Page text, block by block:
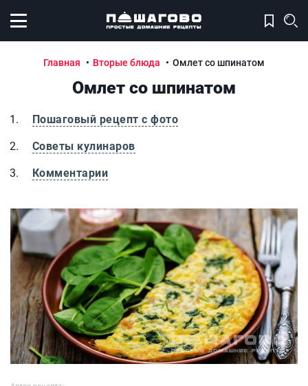
Открыть меню
Главная Вторые блюда Омлет со шпинатом
Омлет со шпинатом
Пошаговый рецепт с фото
Советы кулинаров
Комментарии
Омлет со шпинатом